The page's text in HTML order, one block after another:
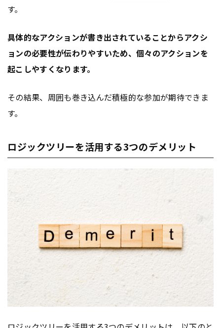
す。
具体的なアクションが書き出されていることからアクシ
ョンの必要性が伝わりやすいため、個々のアクションを
起こしやすくなります。
その結果、周囲も巻き込んだ積極的な参加が期待できま
す。
ロジックツリーを活用する3つのデメリット